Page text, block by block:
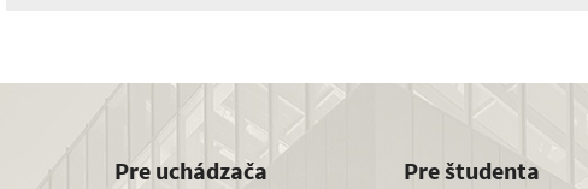
Pre uchádzača Pre študenta